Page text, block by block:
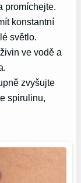
promíchejte.
konstantní
světlo.
ve vodě a
zvyšujte
spirulinu,